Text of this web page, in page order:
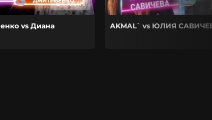
64 МИН
vs Диана
AKMAL` vs ЮЛИЯ